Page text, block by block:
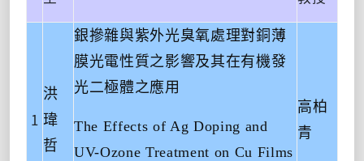
1
洪
瑋
哲
銀摻雜與紫外光臭氧處理對銅薄
膜光電性質之影響及其在有機發
光二極體之應用
The Effects of Ag Doping and
UV-Ozone Treatment on Cu Films
高柏
青